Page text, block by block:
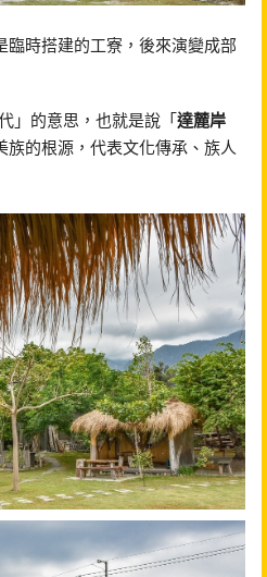
臨時搭建的工寮，後來演變成部
」的意思，也就是說「達麓岸
的根源，代表文化傳承、族人